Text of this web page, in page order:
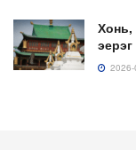
Хонь,
2026-